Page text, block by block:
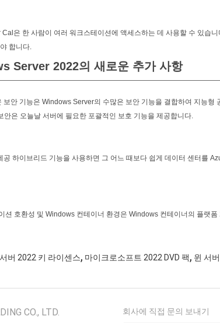
은 한 사람이 여러 워크스테이션에 액세스하는 데 사용할 수 있습
합니다.
Server 2022의 새로운 추가 사항
안 기능은 Windows Server의 수많은 보안 기능을 결합하여 지능형
은 오늘날 서버에 필요한 포괄적인 보호 기능을 제공합니다.
하이브리드 기능을 사용하면 그 어느 때보다 쉽게 ​​데이터 센터를
션 호환성 및 Windows 컨테이너 환경은 Windows 컨테이너의 플랫
버 2022 키 라이센스, 마이크로소프트 2022 DVD 팩, 윈 서
CO., LTD. 회사에 직접 문의 보내기